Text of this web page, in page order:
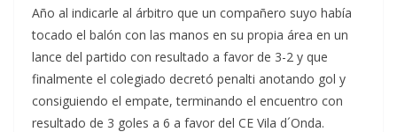
Año al indicarle al árbitro que un compañero suyo había
tocado el balón con las manos en su propia área en un
lance del partido con resultado a favor de 3-2 y que
finalmente el colegiado decretó penalti anotando gol y
consiguiendo el empate, terminando el encuentro con
resultado de 3 goles a 6 a favor del CE Vila d´Onda.